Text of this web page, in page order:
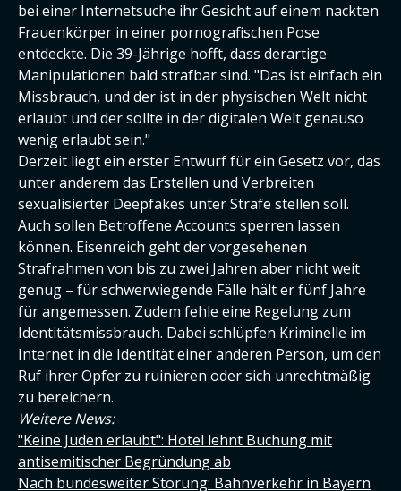
bei einer Internetsuche ihr Gesicht auf einem nackten
Frauenkörper in einer pornografischen Pose
entdeckte. Die 39-Jährige hofft, dass derartige
Manipulationen bald strafbar sind. "Das ist einfach ein
Missbrauch, und der ist in der physischen Welt nicht
erlaubt und der sollte in der digitalen Welt genauso
wenig erlaubt sein."
Derzeit liegt ein erster Entwurf für ein Gesetz vor, das
unter anderem das Erstellen und Verbreiten
sexualisierter Deepfakes unter Strafe stellen soll.
Auch sollen Betroffene Accounts sperren lassen
können. Eisenreich geht der vorgesehenen
Strafrahmen von bis zu zwei Jahren aber nicht weit
genug – für schwerwiegende Fälle hält er fünf Jahre
für angemessen. Zudem fehle eine Regelung zum
Identitätsmissbrauch. Dabei schlüpfen Kriminelle im
Internet in die Identität einer anderen Person, um den
Ruf ihrer Opfer zu ruinieren oder sich unrechtmäßig
zu bereichern.
Weitere News:
"Keine Juden erlaubt": Hotel lehnt Buchung mit
antisemitischer Begründung ab
Nach bundesweiter Störung: Bahnverkehr in Bayern